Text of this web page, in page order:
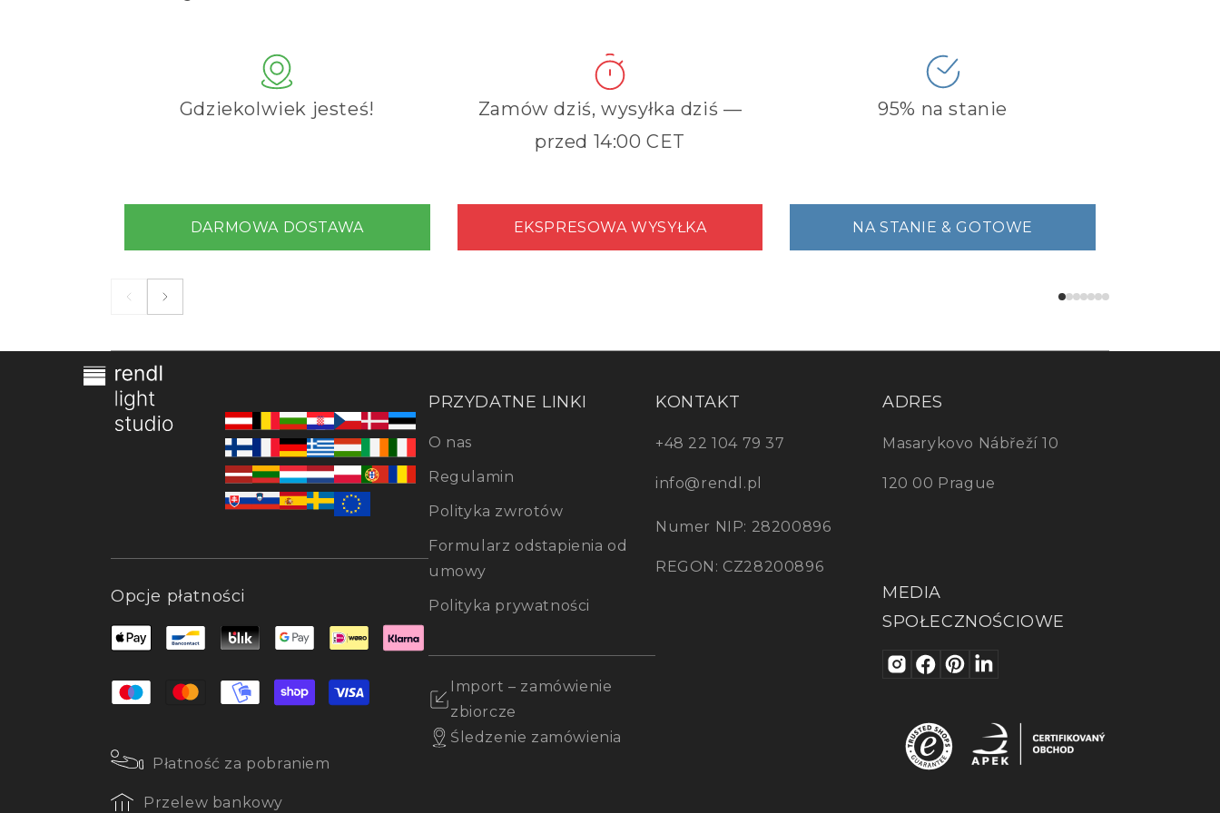
Gdziekolwiek jesteś!
DARMOWA DOSTAWA
Zamów dziś, wysyłka dziś —
przed 14:00 CET
EKSPRESOWA WYSYŁKA
95% na stanie
NA STANIE & GOTOWE
Opcje płatności
Płatność za pobraniem
Przelew bankowy
PRZYDATNE LINKI
O nas
Regulamin
Polityka zwrotów
Formularz odstapienia od
umowy
Polityka prywatności
Import – zamówienie
zbiorcze
Śledzenie zamówienia
KONTAKT
+48 22 104 79 37
info@rendl.pl
Numer NIP: 28200896
REGON: CZ28200896
ADRES
Masarykovo Nábřeží 10
120 00 Prague
MEDIA
SPOŁECZNOŚCIOWE